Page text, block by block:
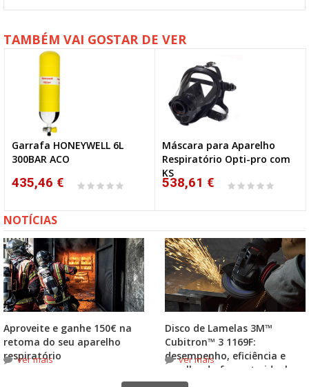
TAMBÉM VAI GOSTAR DE VER
Garrafa HONEYWELL 6L
300BAR ACO
435,46 €
Máscara para Aparelho
Respiratório Opti-pro com
KS
538,61 €
NOTÍCIAS
Aproveite e ganhe 150€ na
retoma do seu aparelho
respiratório
ver mais
Disco de Lamelas 3M™
Cubitron™ 3 1169F:
desempenho, eficiência e
escolha do formato ideal
ver mais